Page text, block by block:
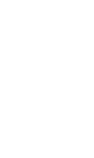
5 z 5 hviezdičiek.
5 z 5 hviezdičiek.